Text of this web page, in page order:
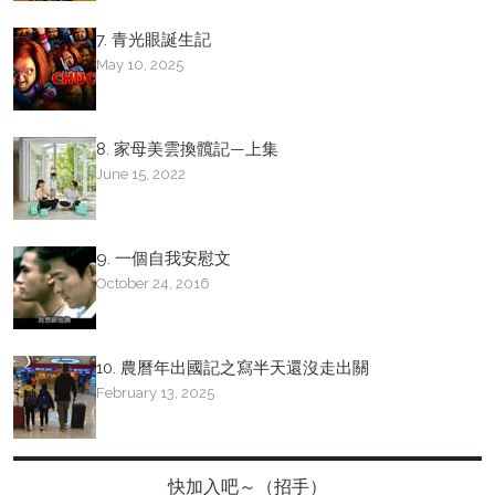
7. 青光眼誕生記
May 10, 2025
8. 家母美雲換髖記—上集
June 15, 2022
9. 一個自我安慰文
October 24, 2016
10. 農曆年出國記之寫半天還沒走出關
February 13, 2025
快加入吧～（招手）